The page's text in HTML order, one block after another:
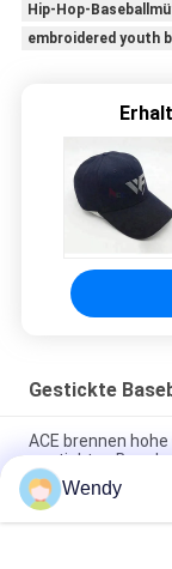
Hip-Hop-
embroidered youth
Gestickte
ACE brennen
gestickten
Platten-
unstrukturierter
Wendy